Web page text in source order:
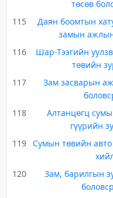
төсөв
115
Даян боомтын
замын ажлын
116
Шар-Тээгийн
төвийн
117
Зам засварын
118
Алтанцөгц
гүүрийн
119
Сумын төвийн
120
Зам, барилгын